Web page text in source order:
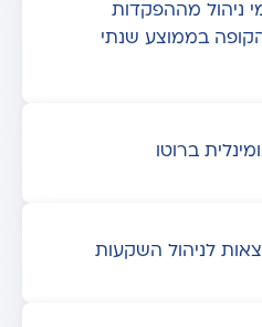
ניהול מההפקדות
בממוצע שנתי
ברוטו
לניהול השקעות